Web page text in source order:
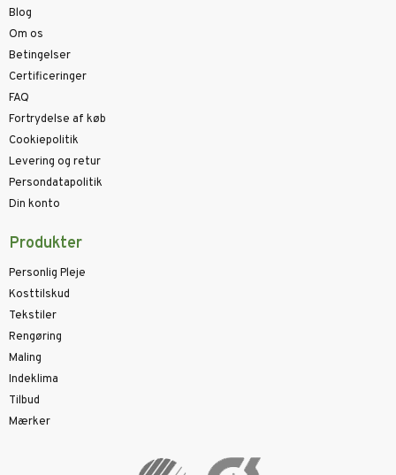
Blog
Om os
Betingelser
Certificeringer
FAQ
Fortrydelse af køb
Cookiepolitik
Levering og retur
Persondatapolitik
Din konto
Produkter
Personlig Pleje
Kosttilskud
Tekstiler
Rengøring
Maling
Indeklima
Tilbud
Mærker